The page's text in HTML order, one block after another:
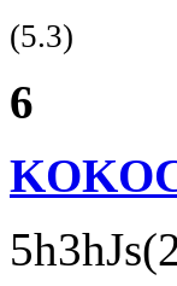
(5.3)
6